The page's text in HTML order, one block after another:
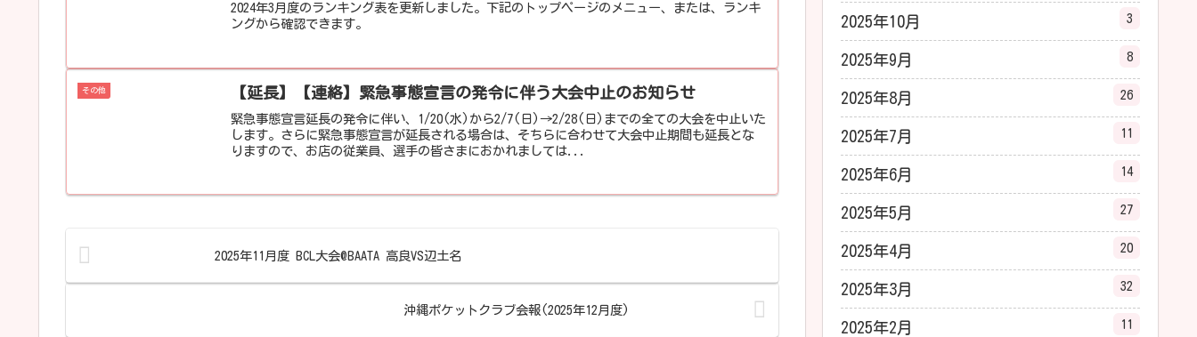
2024年3月度のランキング表を更新しました。下記のトップページのメニュー、または、ランキ
ングから確認できます。
その他 【延長】【連絡】緊急事態宣言の発令に伴う大会中止のお知らせ
緊急事態宣言延長の発令に伴い、1/20(水)から2/7(日)→2/28(日)までの全ての大会を中止いた
します。さらに緊急事態宣言が延長される場合は、そちらに合わせて大会中止期間も延長とな
りますので、お店の従業員、選手の皆さまにおかれましては...
2025年11月度 BCL大会@BAATA 高良VS辺土名
沖縄ポケットクラブ会報(2025年12月度)
2025年10月 3
2025年9月 8
2025年8月 26
2025年7月 11
2025年6月 14
2025年5月 27
2025年4月 20
2025年3月 32
2025年2月 11